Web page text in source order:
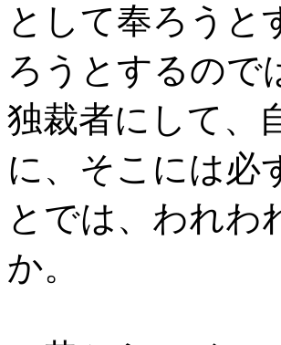
として奉ろうと
ろうとするので
独裁者にして、
に、そこには必
とでは、われわ
か。